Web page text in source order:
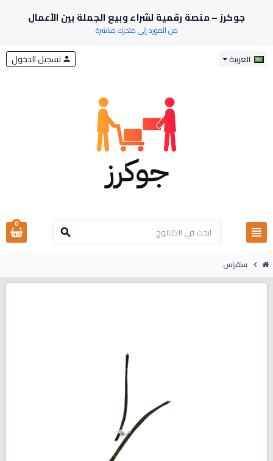
جوكرز – منصة رقمية لشراء وبيع الجملة بين الأعمال
من المورد إلى متجرك مباشرة
العربية
view_headline
search
person تسجيل الدخول
0
chevron_right سلقراس